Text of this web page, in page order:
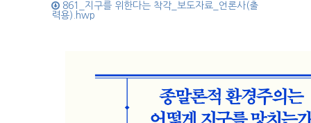
861_지구를 위한다는 착각_보도자료_언론사(출
력용).hwp